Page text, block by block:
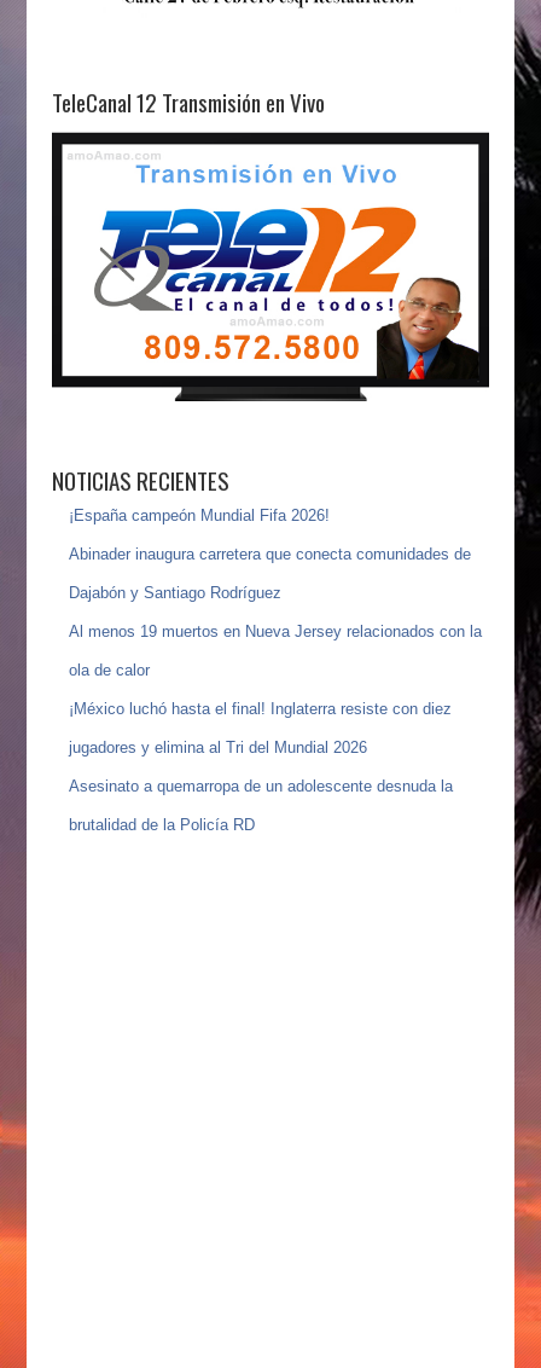
TeleCanal 12 Transmisión en Vivo
NOTICIAS RECIENTES
¡España campeón Mundial Fifa 2026!
Abinader inaugura carretera que conecta comunidades de
Dajabón y Santiago Rodríguez
Al menos 19 muertos en Nueva Jersey relacionados con la
ola de calor
¡México luchó hasta el final! Inglaterra resiste con diez
jugadores y elimina al Tri del Mundial 2026
Asesinato a quemarropa de un adolescente desnuda la
brutalidad de la Policía RD